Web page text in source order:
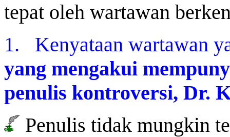
tepat oleh wartawan
1. Kenyataan wartawan
yang mengakui
penulis kontroversi, Dr.
Penulis tidak mungkin